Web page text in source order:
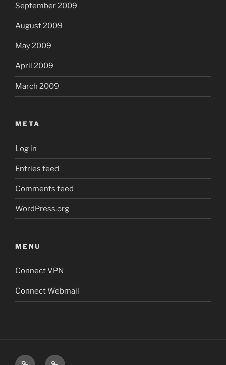
September 2009
August 2009
May 2009
April 2009
March 2009
META
Log in
Entries feed
Comments feed
WordPress.org
MENU
Connect VPN
Connect Webmail
ConnectConnect